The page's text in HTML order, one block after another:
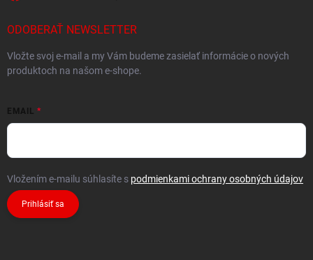
ODOBERAŤ NEWSLETTER
Vložte svoj e-mail a my Vám budeme zasielať informácie o nových
produktoch na našom e-shope.
EMAIL
Vložením e-mailu súhlasíte s podmienkami ochrany osobných údajov
Prihlásiť sa